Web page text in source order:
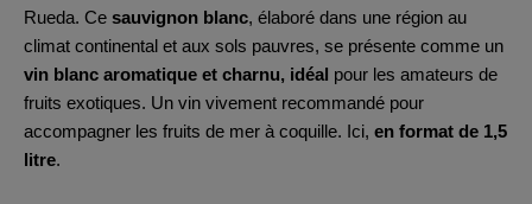
Rueda. Ce sauvignon blanc, élaboré dans une région au
climat continental et aux sols pauvres, se présente comme un
vin blanc aromatique et charnu, idéal pour les amateurs de
fruits exotiques. Un vin vivement recommandé pour
accompagner les fruits de mer à coquille. Ici, en format de 1,5
litre.